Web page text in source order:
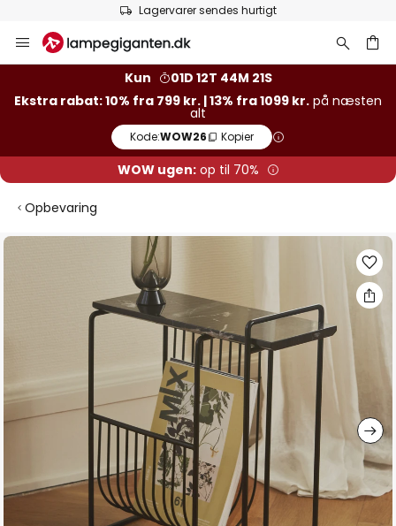
Lagervarer sendes hurtigt
to
Kun
01D 12T 44M 20S
Ekstra rabat: 10% fra 799 kr. | 13% fra 1099 kr. på næsten
alt
Kode:WOW26 Kopier
WOW ugen:op til 70%
Opbevaring
Gå
billedgalleriet